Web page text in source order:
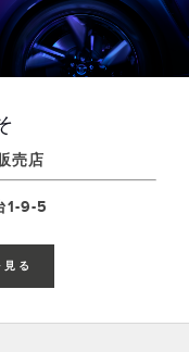
売店
1-9-5
る
NEW TAB